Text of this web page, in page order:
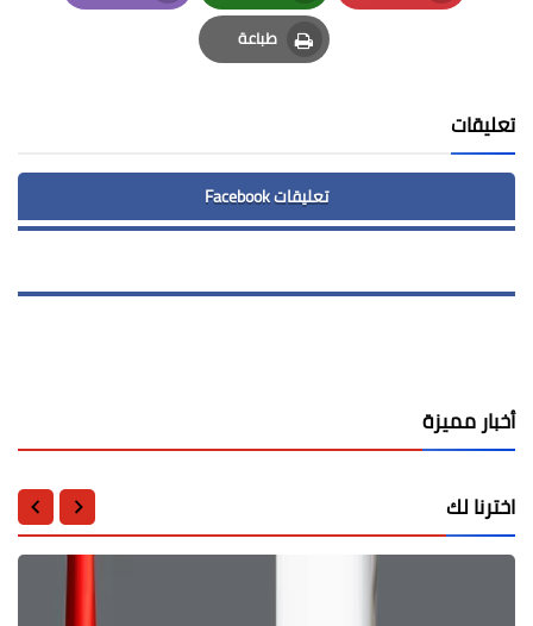
Pinterest
Whatsapp
Email
طباعة
Print
تعليقات
تعليقات Facebook
أخبار مميزة
اخترنا لك